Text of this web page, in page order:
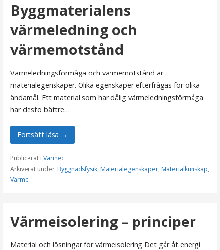
Byggmaterialens
värmeledning och
värmemotstånd
Värmeledningsförmåga och värmemotstånd är
materialegenskaper. Olika egenskaper efterfrågas för olika
ändamål. Ett material som har dålig värmeledningsförmåga
har desto bättre…
Fortsätt läsa →
Publicerat i Värme:
Arkiverat under: Byggnadsfysik, Materialegenskaper, Materialkunskap,
Värme
Värmeisolering – principer
Material och lösningar för värmeisolering Det går åt energi